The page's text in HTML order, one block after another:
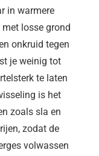
in warmere
losse grond
onkruid tegen
je weinig tot
te laten
is het
zoals sla en
zodat de
volwassen